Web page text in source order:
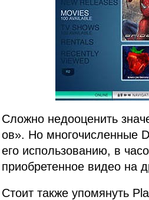
Сложно недооценить
ов». Но многочисленные
его использованию, в
приобретенное видео на
Стоит также упомянуть